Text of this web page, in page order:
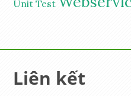
Unit Test
Liên kết